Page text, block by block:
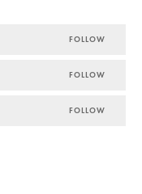
FOLLOW
FOLLOW
FOLLOW